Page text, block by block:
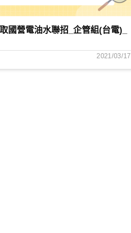
國營電油水聯招_企管組(台電)_
2021/03/17